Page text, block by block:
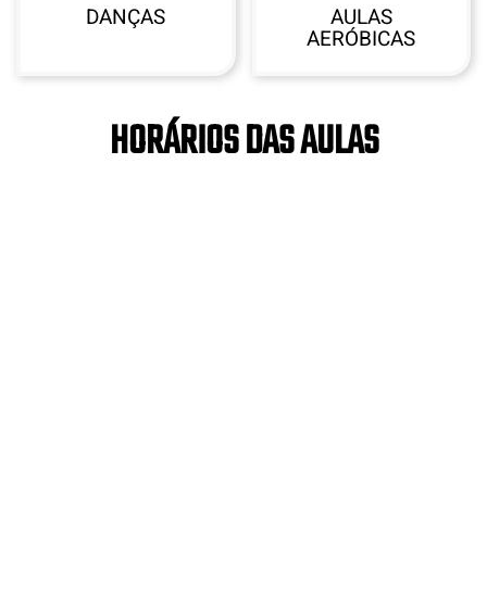
DANÇAS AULAS
AERÓBICAS
HORÁRIOS DAS AULAS